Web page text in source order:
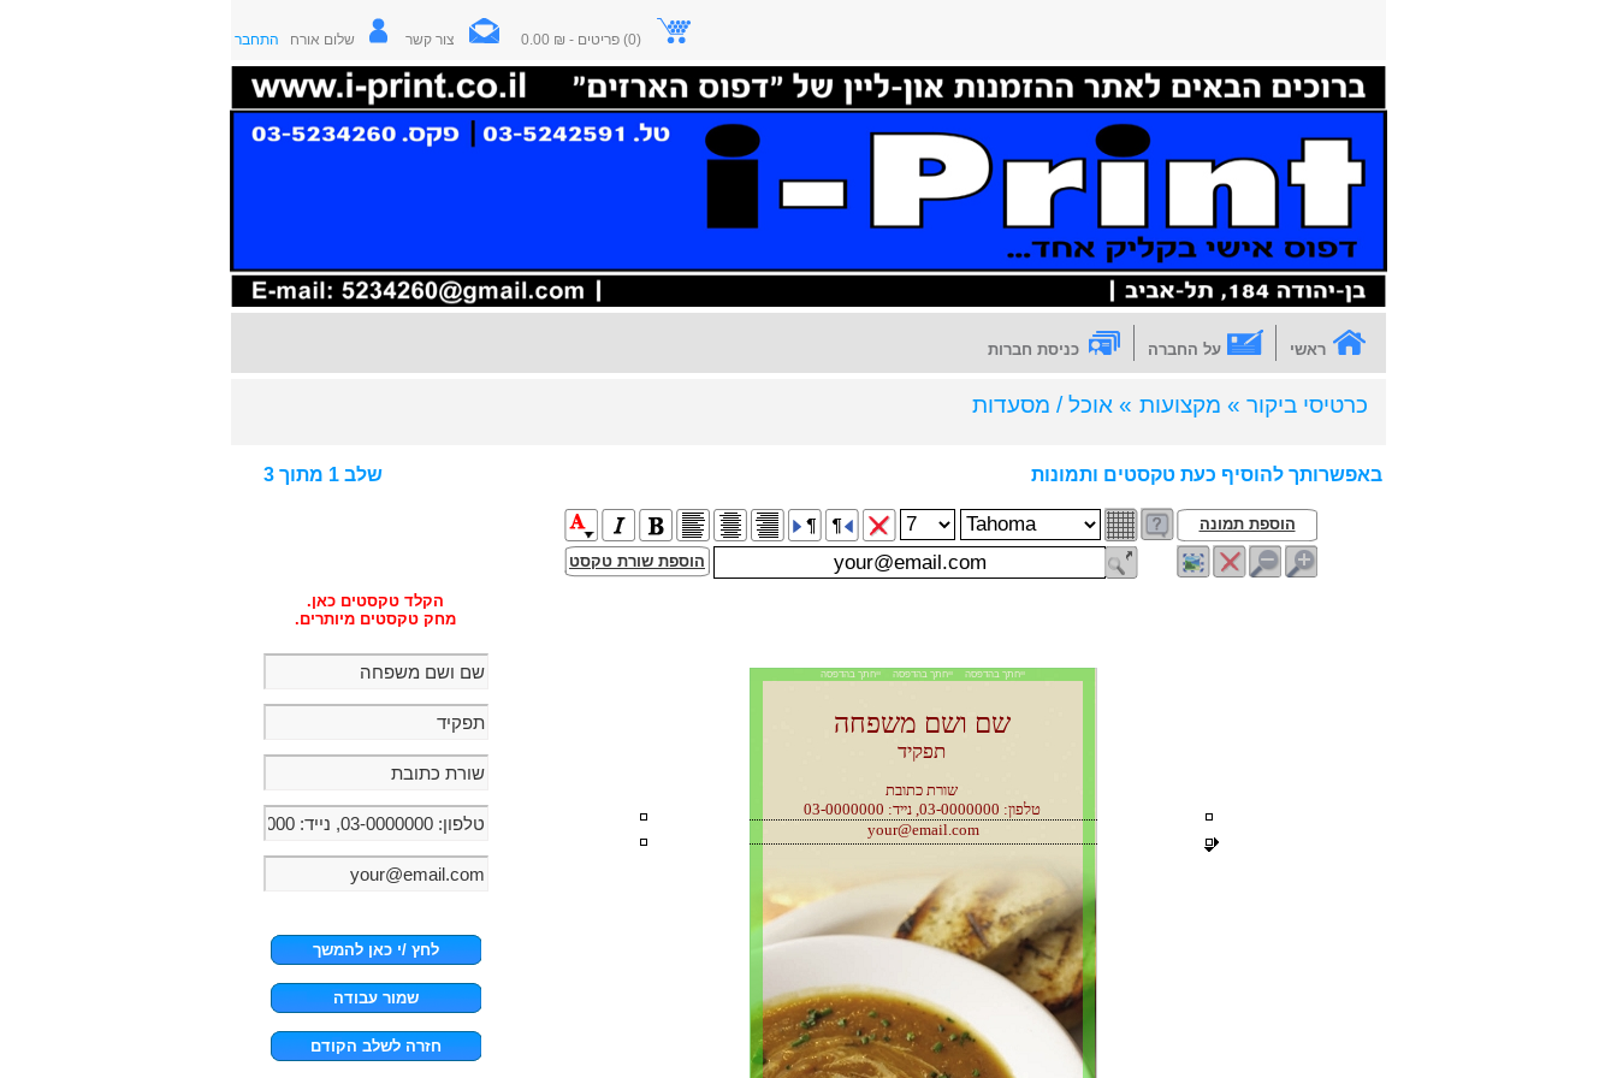
שלום אורח התחבר צור קשר (0) פריטים - ₪ 0.00
ראשי על החברה כניסת חברות
כרטיסי ביקור » מקצועות » אוכל / מסעדות
באפשרותך להוסיף כעת טקסטים ותמונות שלב 1 מתוך 3
הוספת תמונה
הוספת שורת טקסט
תפקיד
שם ושם משפחה
שורת כתובת
טלפון: 03-0000000, נייד: 03-0000000
your@email.com
ייחתך בהדפסה ייחתך בהדפסה ייחתך בהדפסה
הקלד טקסטים כאן.
מחק טקסטים מיותרים.
לחץ /י כאן להמשך
שמור עבודה
חזרה לשלב הקודם